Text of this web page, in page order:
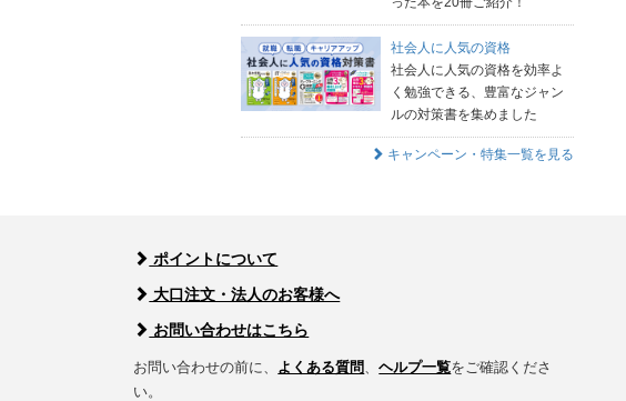
社会人に人気の資格
社会人に人気の資格を効率よ
く勉強できる、豊富なジャン
ルの対策書を集めました
キャンペーン・特集一覧を見る
ポイントについて
大口注文・法人のお客様へ
お問い合わせはこちら
お問い合わせの前に、 よくある質問、ヘルプ一覧をご確認くださ
い。